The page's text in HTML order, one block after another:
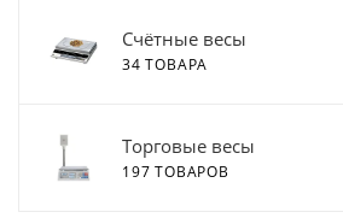
Счётные весы
34 ТОВАРА
Торговые весы
197 ТОВАРОВ